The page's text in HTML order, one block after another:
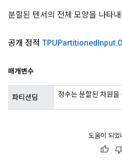
분할된 텐서의 전체 모양을 나타
공개 정적 TPUPartitionedInput.
매개변수
파티션딤 정수는 분할된 차원
도움이 되었